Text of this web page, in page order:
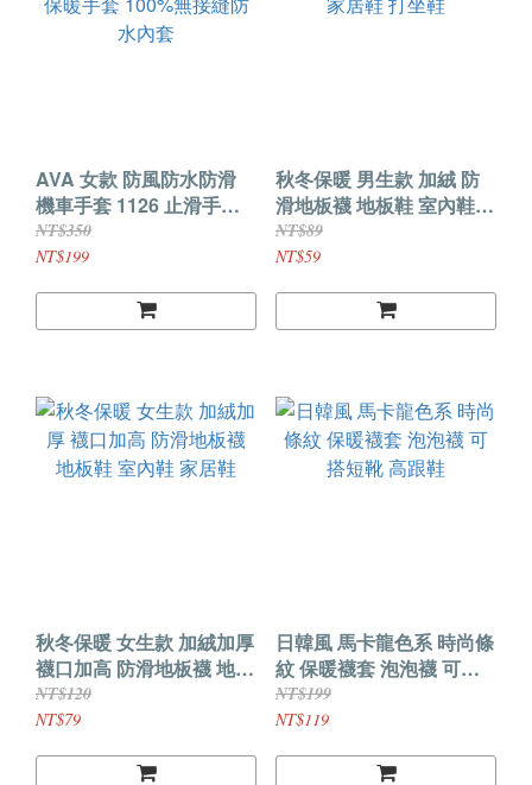
AVA 女款 防風防水防滑
機車手套 1126 止滑手套
保暖手套 100%無接縫防
水內套
NT$350
NT$199
秋冬保暖 男生款 加絨 防
滑地板襪 地板鞋 室內鞋
家居鞋 打坐鞋
NT$89
NT$59
秋冬保暖 女生款 加絨加厚
襪口加高 防滑地板襪 地板
鞋 室內鞋 家居鞋
NT$120
NT$79
日韓風 馬卡龍色系 時尚條
紋 保暖襪套 泡泡襪 可搭
短靴 高跟鞋
NT$199
NT$119